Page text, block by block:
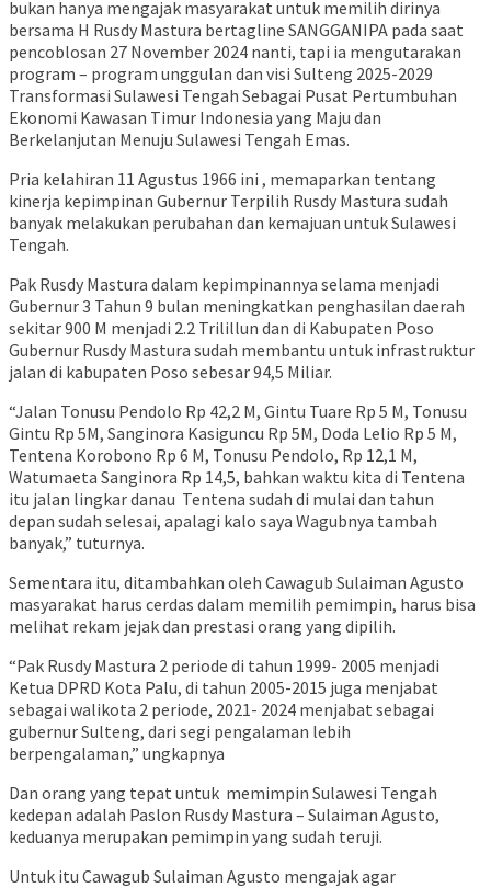
bukan hanya mengajak masyarakat untuk memilih dirinya
bersama H Rusdy Mastura bertagline SANGGANIPA pada saat
pencoblosan 27 November 2024 nanti, tapi ia mengutarakan
program – program unggulan dan visi Sulteng 2025-2029
Transformasi Sulawesi Tengah Sebagai Pusat Pertumbuhan
Ekonomi Kawasan Timur Indonesia yang Maju dan
Berkelanjutan Menuju Sulawesi Tengah Emas.
Pria kelahiran 11 Agustus 1966 ini , memaparkan tentang
kinerja kepimpinan Gubernur Terpilih Rusdy Mastura sudah
banyak melakukan perubahan dan kemajuan untuk Sulawesi
Tengah.
Pak Rusdy Mastura dalam kepimpinannya selama menjadi
Gubernur 3 Tahun 9 bulan meningkatkan penghasilan daerah
sekitar 900 M menjadi 2.2 Trilillun dan di Kabupaten Poso
Gubernur Rusdy Mastura sudah membantu untuk infrastruktur
jalan di kabupaten Poso sebesar 94,5 Miliar.
“Jalan Tonusu Pendolo Rp 42,2 M, Gintu Tuare Rp 5 M, Tonusu
Gintu Rp 5M, Sanginora Kasiguncu Rp 5M, Doda Lelio Rp 5 M,
Tentena Korobono Rp 6 M, Tonusu Pendolo, Rp 12,1 M,
Watumaeta Sanginora Rp 14,5, bahkan waktu kita di Tentena
itu jalan lingkar danau Tentena sudah di mulai dan tahun
depan sudah selesai, apalagi kalo saya Wagubnya tambah
banyak,” tuturnya.
Sementara itu, ditambahkan oleh Cawagub Sulaiman Agusto
masyarakat harus cerdas dalam memilih pemimpin, harus bisa
melihat rekam jejak dan prestasi orang yang dipilih.
“Pak Rusdy Mastura 2 periode di tahun 1999- 2005 menjadi
Ketua DPRD Kota Palu, di tahun 2005-2015 juga menjabat
sebagai walikota 2 periode, 2021- 2024 menjabat sebagai
gubernur Sulteng, dari segi pengalaman lebih
berpengalaman,” ungkapnya
Dan orang yang tepat untuk memimpin Sulawesi Tengah
kedepan adalah Paslon Rusdy Mastura – Sulaiman Agusto,
keduanya merupakan pemimpin yang sudah teruji.
Untuk itu Cawagub Sulaiman Agusto mengajak agar